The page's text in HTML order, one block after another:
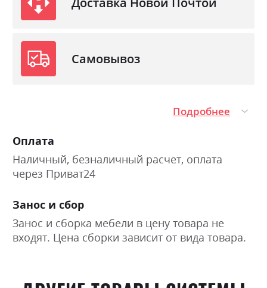
Самовывоз
Подробнее
Оплата
Наличный, безналичный расчет, оплата
через Приват24
Занос и сбор
Занос и сборка мебели в цену товара не
входят. Цена сборки зависит от вида товара.